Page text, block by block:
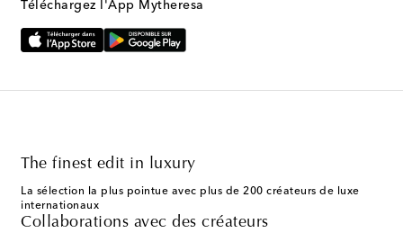
Téléchargez l'App Mytheresa
The finest edit in luxury
La sélection la plus pointue avec plus de 200 créateurs de luxe
internationaux
Collaborations avec des créateurs